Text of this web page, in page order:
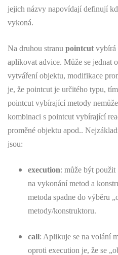
jejich názvy napovídají definují
vykoná.
Na druhou stranu pointcut vybírá
aplikovat advice. Může se jednat
vytváření objektu, modifikace
je, že pointcut je určitého typu,
pointcut vybírající metody
kombinaci s pointcut vybírající
proměné objektu apod..
jsou:
execution: může být použit
na vykonání metod a
metoda spadne do výběru
metody/konstruktoru.
call: Aplikuje se na volání
oproti execution je, že se